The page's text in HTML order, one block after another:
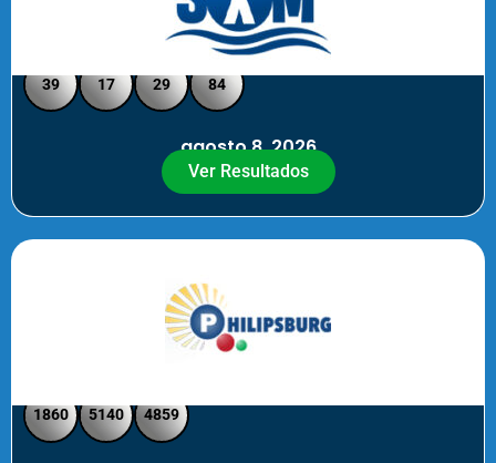
Loto Pool SXM Noche
39 17 29 84
agosto 8, 2026
Ver Resultados
1860 5140 4859